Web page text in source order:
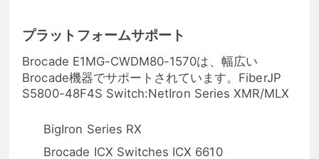
プラットフォームサポート
Brocade E1MG-CWDM80-1570は、幅広い
Brocade機器でサポートされています。FiberJP
S5800-48F4S Switch:NetIron Series XMR/MLX
BigIron Series RX
Brocade ICX Switches ICX 6610